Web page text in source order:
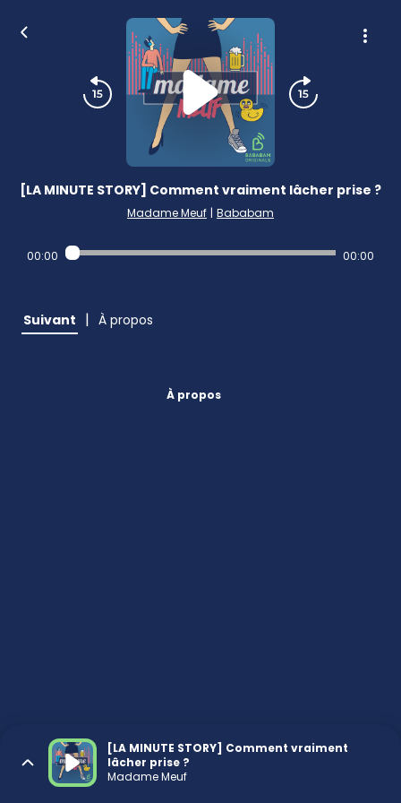
[LA MINUTE STORY] Comment vraiment lâcher prise ?
Madame Meuf | Bababam
00:00 00:00
Suivant | À propos
À propos
[LA MINUTE STORY] Comment vraiment
lâcher prise ?
Madame Meuf